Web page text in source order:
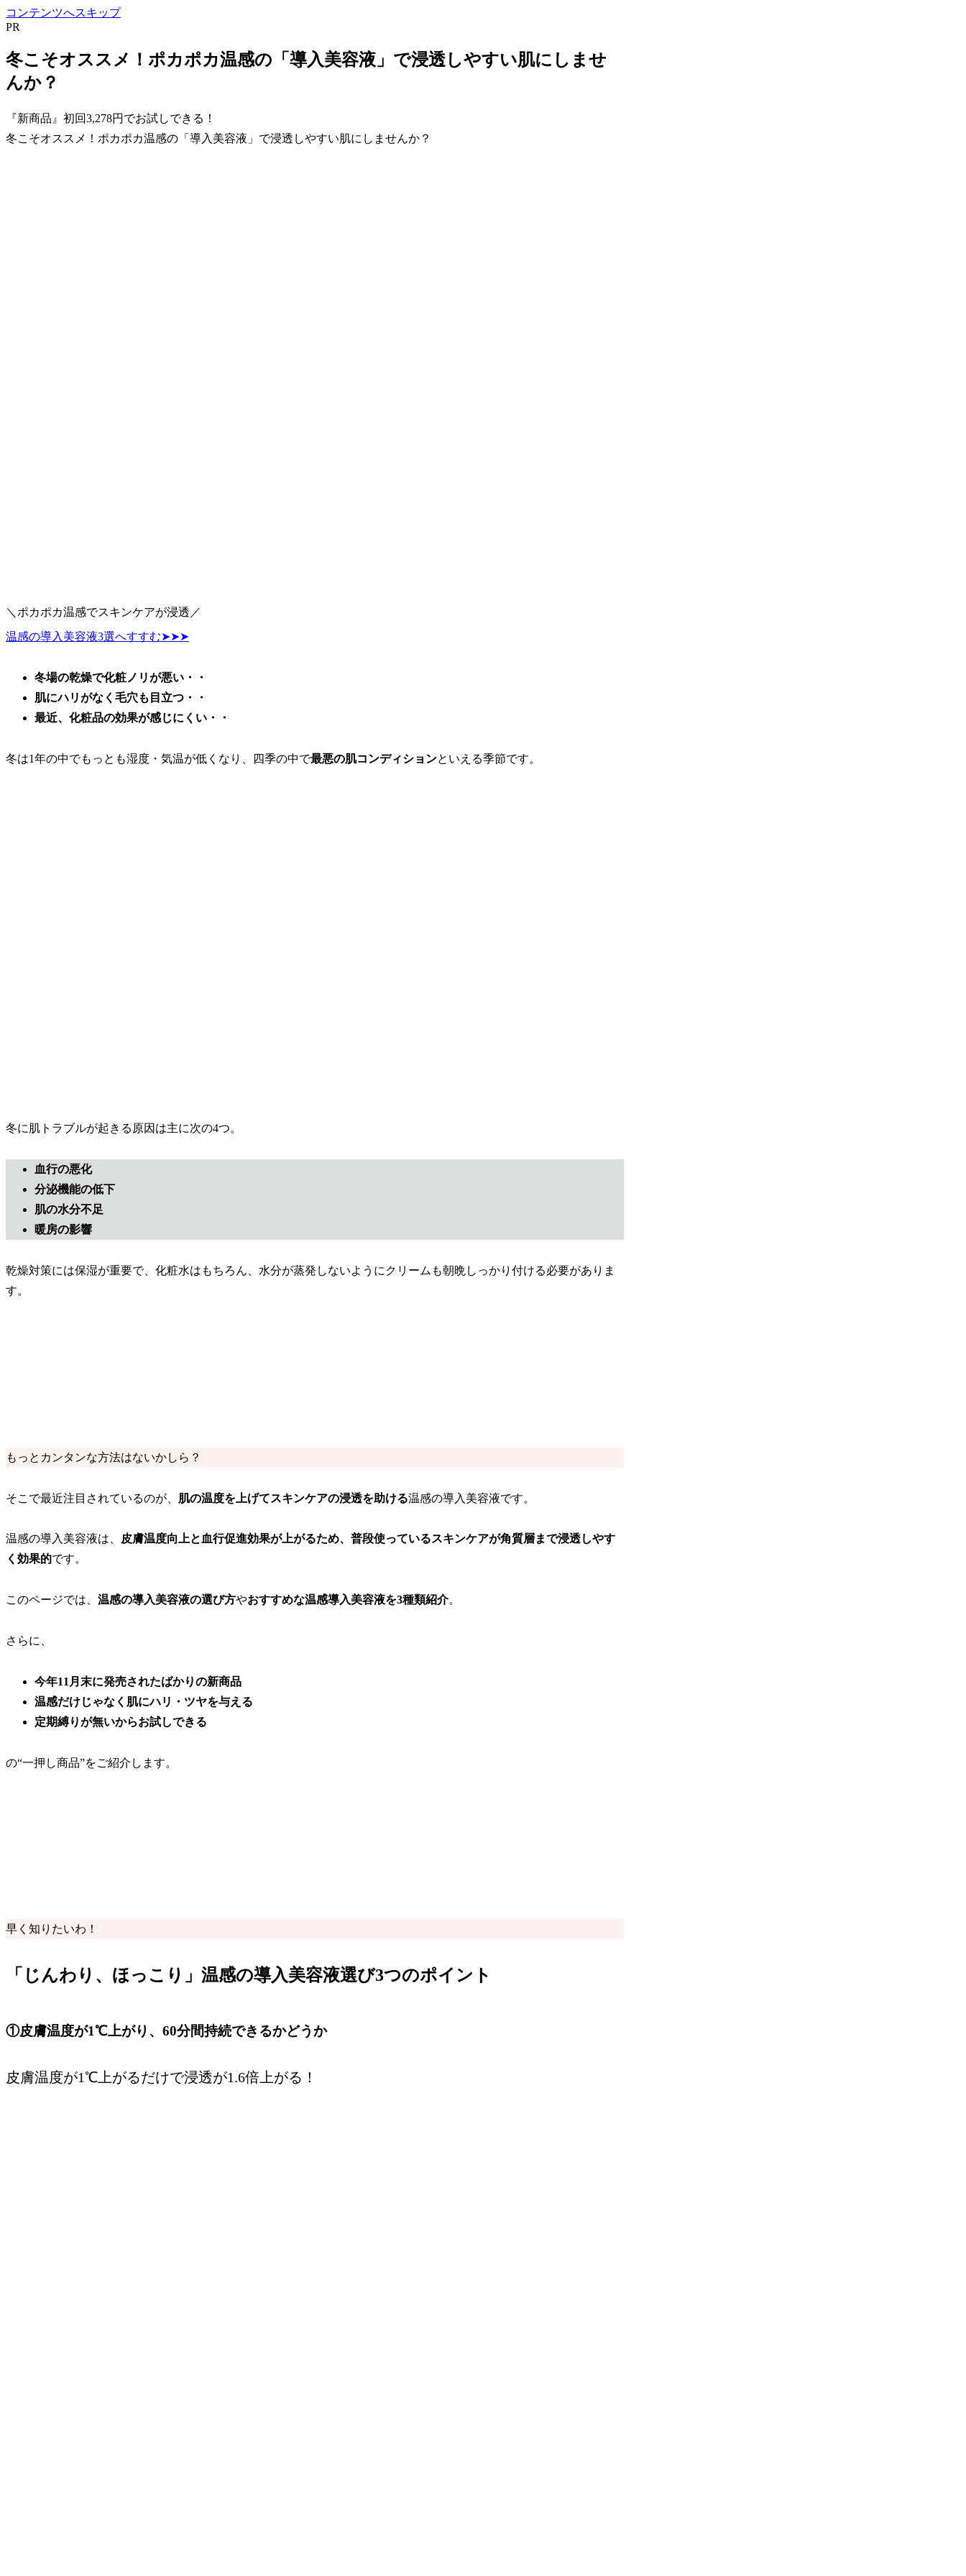
コンテンツへスキップ
PR
冬こそオススメ！ポカポカ温感の「導入美容液」で浸透しやすい肌にしませ
んか？
『新商品』初回3,278円でお試しできる！
冬こそオススメ！ポカポカ温感の「導入美容液」で浸透しやすい肌にしませんか？
＼ポカポカ温感でスキンケアが浸透／
温感の導入美容液3選へすすむ➤➤➤
冬場の乾燥で化粧ノリが悪い・・
肌にハリがなく毛穴も目立つ・・
最近、化粧品の効果が感じにくい・・
冬は1年の中でもっとも湿度・気温が低くなり、四季の中で最悪の肌コンディションといえる季節です。
冬に肌トラブルが起きる原因は主に次の4つ。
血行の悪化
分泌機能の低下
肌の水分不足
暖房の影響
乾燥対策には保湿が重要で、化粧水はもちろん、水分が蒸発しないようにクリームも朝晩しっかり付ける必要がありま
す。
もっとカンタンな方法はないかしら？
そこで最近注目されているのが、 肌の温度を上げてスキンケアの浸透を助ける温感の導入美容液です。
温感の導入美容液は、
皮膚温度向上と血行促進効果が上がるため、普段使っているスキンケアが角質層まで浸透しやす
く効果的です。
このページでは、 温感の導入美容液の選び方やおすすめな温感導入美容液を3種類紹介。
さらに、
今年11月末に発売されたばかりの新商品
温感だけじゃなく肌にハリ・ツヤを与える
定期縛りが無いからお試しできる
の“一押し商品”をご紹介します。
早く知りたいわ！
「じんわり、ほっこり」温感の導入美容液選び3つのポイント
①皮膚温度が1℃上がり、60分間持続できるかどうか
皮膚温度が1℃上がるだけで浸透が1.6倍 上がる！